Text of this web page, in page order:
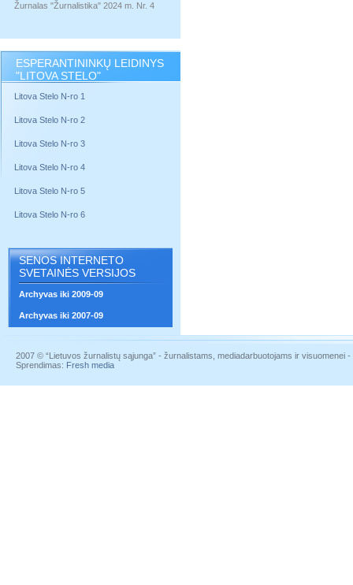
Žurnalas "Žurnalistika" 2024 m. Nr. 4
ESPERANTININKŲ LEIDINYS
"LITOVA STELO"
Litova Stelo N-ro 1
Litova Stelo N-ro 2
Litova Stelo N-ro 3
Litova Stelo N-ro 4
Litova Stelo N-ro 5
Litova Stelo N-ro 6
SENOS INTERNETO
SVETAINĖS VERSIJOS
Archyvas iki 2009-09
Archyvas iki 2007-09
2007 © “Lietuvos žurnalistų sąjunga” - žurnalistams, mediadarbuotojams ir visuomenei
Sprendimas: Fresh media